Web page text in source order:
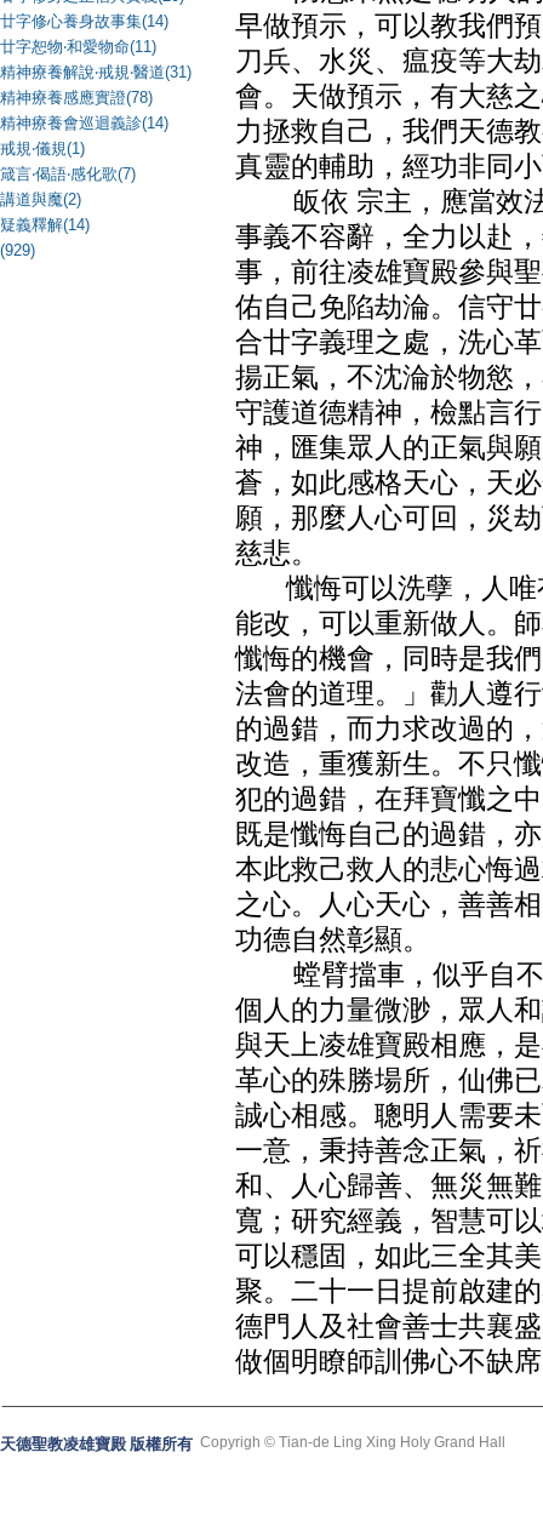
廿字修心養身故事集(14)
廿字恕物‧和愛物命(11)
精神療養解說‧戒規‧醫道(31)
精神療養感應實證(78)
精神療養會巡迴義診(14)
戒規‧儀規(1)
箴言‧偈語‧感化歌(7)
講道與魔(2)
疑義釋解(14)
(929)
早做預示，可以教我們
刀兵、水災、瘟疫等大
會。天做預示，有大慈
力拯救自己，我們天德
真靈的輔助，經功非同
皈依 宗主，應當效法
事義不容辭，全力以赴
事，前往凌雄寶殿參與
佑自己免陷劫淪。信守
合廿字義理之處，洗心
揚正氣，不沈淪於物慾
守護道德精神，檢點言
神，匯集眾人的正氣與
蒼，如此感格天心，天
願，那麼人心可回，災
慈悲。
懺悔可以洗孽，人唯
能改，可以重新做人。
懺悔的機會，同時是我
法會的道理。」勸人遵
的過錯，而力求改過的
改造，重獲新生。不只
犯的過錯，在拜寶懺之
既是懺悔自己的過錯，
本此救己救人的悲心悔
之心。人心天心，善善
功德自然彰顯。
螳臂擋車，似乎自不
個人的力量微渺，眾人
與天上凌雄寶殿相應，
革心的殊勝場所，仙佛
誠心相感。聰明人需要
一意，秉持善念正氣，
和、人心歸善、無災無
寬；研究經義，智慧可
可以穩固，如此三全其
聚。二十一日提前啟建
德門人及社會善士共襄
做個明瞭師訓佛心不缺
天德聖教凌雄寶殿 版權所有 Copyrigh © Tian-de Ling Xing Holy Grand Hall